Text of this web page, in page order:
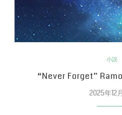
小説
“Never Forget”
2025年12